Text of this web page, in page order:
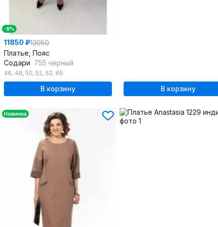
-9%
11850 ₽13050
Платье, Пояс
Содари 755 черный
46, 48, 50, 52, 62, 66
В корзину В корзину
Новинка